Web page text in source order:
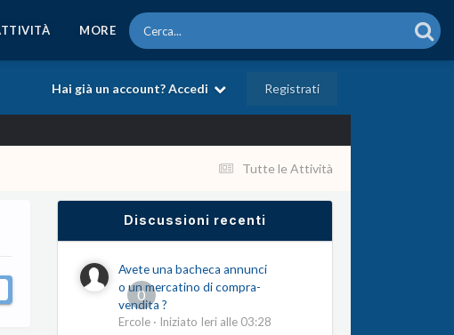
MORE
Hai già un account? Accedi Registrati
Tutte le Attività
Discussioni recenti
0
Avete una bacheca annunci
o un mercatino di compra-
vendita ?
Ercole· Iniziato Ieri alle 03:28